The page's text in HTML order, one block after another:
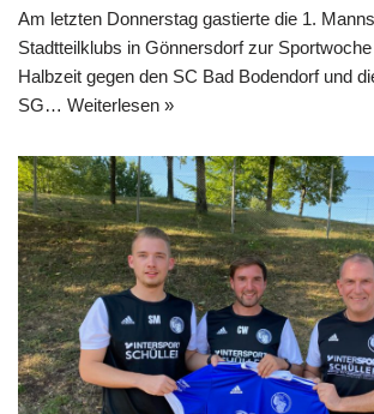
Am letzten Donnerstag gastierte die 1.
Stadtteilklubs in Gönnersdorf zur
Halbzeit gegen den SC Bad Bodendorf und
SG… Weiterlesen »